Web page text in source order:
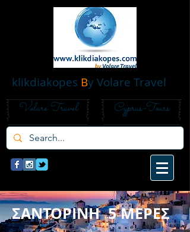
klikdiakopes By Volare Travel
Volare Travel Cyprus-Tours
ΣΑΝΤΟΡΙΝΗ 5 ΜΕΡΕΣ